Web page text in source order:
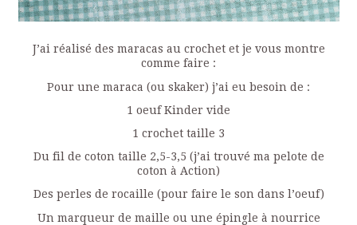
J’ai réalisé des maracas au crochet et je vous montre
comme faire :
Pour une maraca (ou skaker) j’ai eu besoin de :
1 oeuf Kinder vide
1 crochet taille 3
Du fil de coton taille 2,5-3,5 (j’ai trouvé ma pelote de
coton à Action)
Des perles de rocaille (pour faire le son dans l’oeuf)
Un marqueur de maille ou une épingle à nourrice